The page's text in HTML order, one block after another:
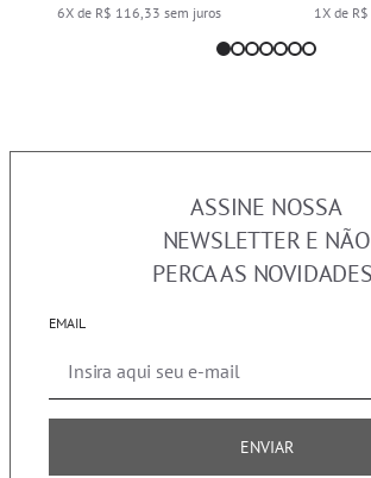
6X de R$ 116,33 sem juros 1X de
ASSINE NOSSA
NEWSLETTER E NÃO
PERCA AS
EMAIL
ENVIAR